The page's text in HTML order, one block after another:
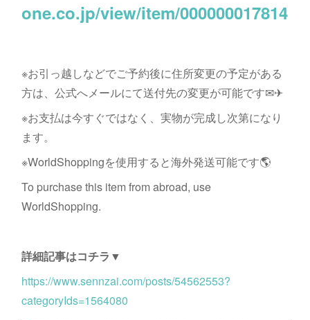
one.co.jp/view/item/000000017814
※お引っ越しなどでご予約後に住所変更の予定がある
方は、公式へメールにて送付先の変更が可能です✉✈
※お支払は今すぐではなく、実物が完成し次第になり
ます。
※WorldShoppingを使用すると海外発送可能です🌎
To purchase this item from abroad, use
WorldShopping.
詳細記事はコチラ▼
https://www.sennzai.com/posts/54562553?
categoryIds=1564080